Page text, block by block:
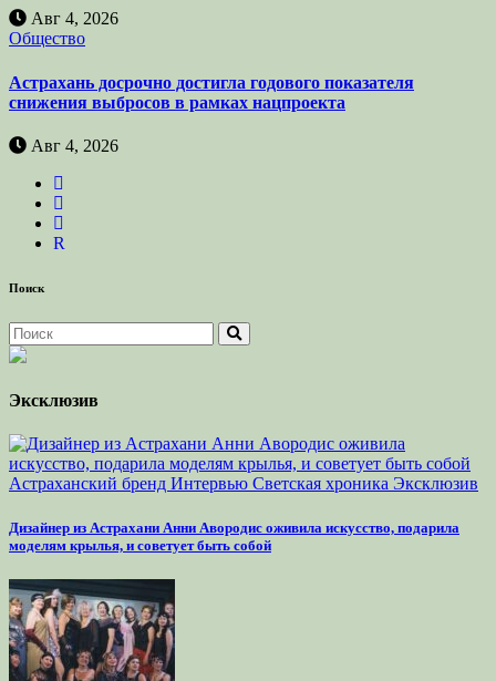
Авг 4, 2026
Общество
Астрахань досрочно достигла годового показателя
снижения выбросов в рамках нацпроекта
Авг 4, 2026
R
Поиск
Эксклюзив
Астраханский бренд Интервью Светская хроника Эксклюзив
Дизайнер из Астрахани Анни Авородис оживила искусство, подарила
моделям крылья, и советует быть собой